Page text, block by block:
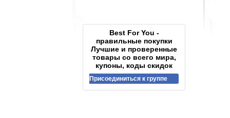
Best For You -
правильные покупки
Лучшие и проверенные
товары со всего мира,
купоны, коды скидок
Присоединиться к группе